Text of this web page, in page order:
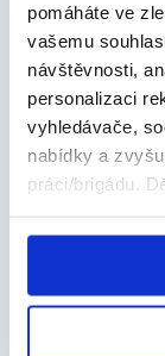
pomáháte ve
vašemu
návštěvnosti,
personalizaci
vyhledávače,
nabídky a
práci/brigádu.
TOP
Budeš
29 000 - 33
29.07.2026